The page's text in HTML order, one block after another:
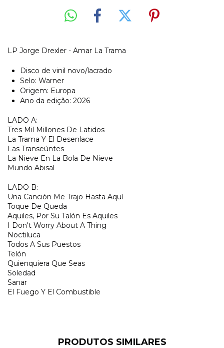
LP Jorge Drexler - Amar La Trama
Disco de vinil novo/lacrado
Selo: Warner
Origem: Europa
Ano da edição: 2026
LADO A:
Tres Mil Millones De Latidos
La Trama Y El Desenlace
Las Transeúntes
La Nieve En La Bola De Nieve
Mundo Abisal
LADO B:
Una Canción Me Trajo Hasta Aquí
Toque De Queda
Aquiles, Por Su Talón Es Aquiles
I Don't Worry About A Thing
Noctiluca
Todos A Sus Puestos
Telón
Quienquiera Que Seas
Soledad
Sanar
El Fuego Y El Combustible
PRODUTOS SIMILARES